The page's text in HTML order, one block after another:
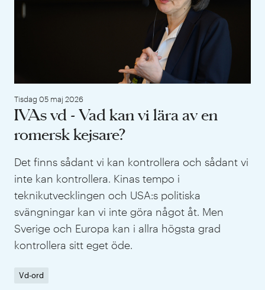
Tisdag 05 maj 2026
IVAs vd - Vad kan vi lära av en
romersk kejsare?
Det finns sådant vi kan kontrollera och sådant vi
inte kan kontrollera. Kinas tempo i
teknikutvecklingen och USA:s politiska
svängningar kan vi inte göra något åt. Men
Sverige och Europa kan i allra högsta grad
kontrollera sitt eget öde.
Vd-ord